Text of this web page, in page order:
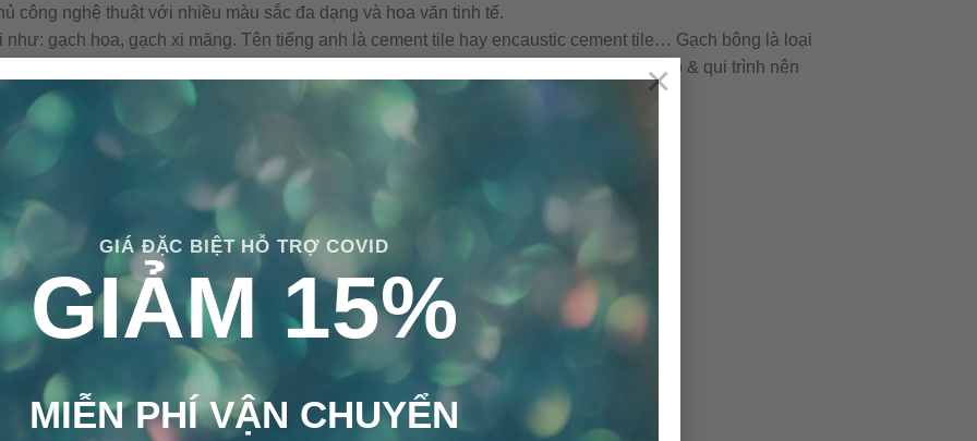
GIÁ ĐẶC BIỆT HỖ TRỢ COVID
GIẢM 15%
MIỄN PHÍ VẬN CHUYỂN
×
công nghệ thuật với nhiều màu sắc đa dạng và hoa văn tinh tế.
gạch hoa, gạch xi măng. Tên tiếng anh là cement tile hay encaustic cement tile… Gạch bông là loại
vật liệu tự nhiên và không sử dụng nhiên liệu đốt trong quá trình sản xuất. Cấu tạo & qui trình nên
gây ra ô nhiễm môi trường.